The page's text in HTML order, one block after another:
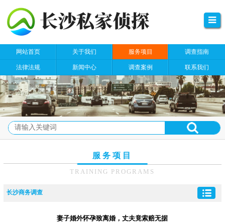
网站首页 关于我们 服务项目 调查指南
法律法规 新闻中心 调查案例 联系我们
服务项目
TRAINING PROGRAMS
长沙商务调查
妻子婚外怀孕致离婚，丈夫竟索赔无据